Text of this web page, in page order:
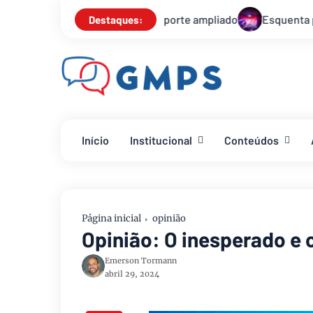
Destaques:
Esquenta para o Réveillon de Brasília começa
Início Institucional Conteúdos
Página inicial opinião
Opinião: O inesperado e
Emerson Tormann
abril 29, 2024